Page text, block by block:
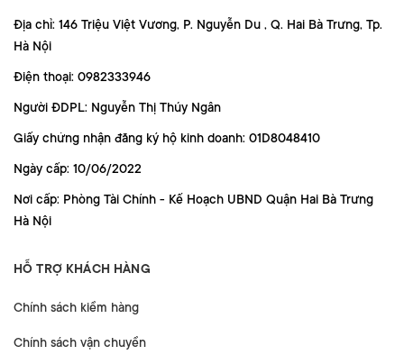
Địa chỉ: 146 Triệu Việt Vương, P. Nguyễn Du , Q. Hai Bà Trưng, Tp.
Hà Nội
Điện thoại: 0982333946
Người ĐDPL: Nguyễn Thị Thúy Ngân
Giấy chứng nhận đăng ký hộ kinh doanh: 01D8048410
Ngày cấp: 10/06/2022
Nơi cấp: Phòng Tài Chính - Kế Hoạch UBND Quận Hai Bà Trưng
Hà Nội
HỖ TRỢ KHÁCH HÀNG
Chính sách kiểm hàng
Chính sách vận chuyển